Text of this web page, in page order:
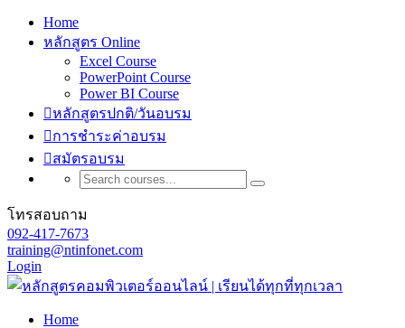
Home
หลักสูตร Online
Excel Course
PowerPoint Course
Power BI Course
หลักสูตรปกติ/วันอบรม
การชำระค่าอบรม
สมัตรอบรม
โทรสอบถาม
092-417-7673
training@ntinfonet.com
Login
Home